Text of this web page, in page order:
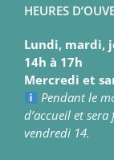
HEURES
Lundi, mardi,
14h à 17h
Mercredi et
Pendant le
d’accueil et
vendredi 14.